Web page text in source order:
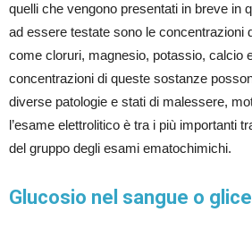
quelli che vengono presentati in breve in
ad essere testate sono le concentrazioni
come cloruri, magnesio, potassio, calcio
concentrazioni di queste sostanze
diverse patologie e stati di malessere,
l’esame elettrolitico è tra i più importanti
del gruppo degli esami ematochimichi.
Glucosio nel sangue o